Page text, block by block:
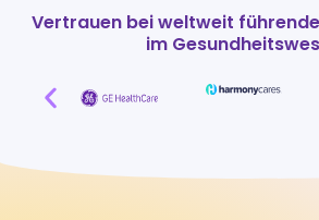
Vertrauen bei weltweit
im